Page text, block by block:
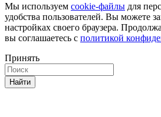
Мы используем cookie-файлы для
удобства пользователей. Вы можете
настройках своего браузера.
вы соглашаетесь с политикой
Принять
Найти